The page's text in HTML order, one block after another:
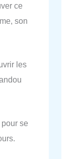
ce
son
les
se